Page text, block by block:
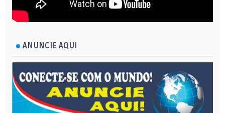
ANUNCIE AQUI